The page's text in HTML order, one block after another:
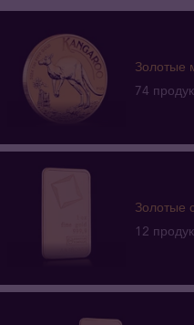
Золотые
74
Золотые
12